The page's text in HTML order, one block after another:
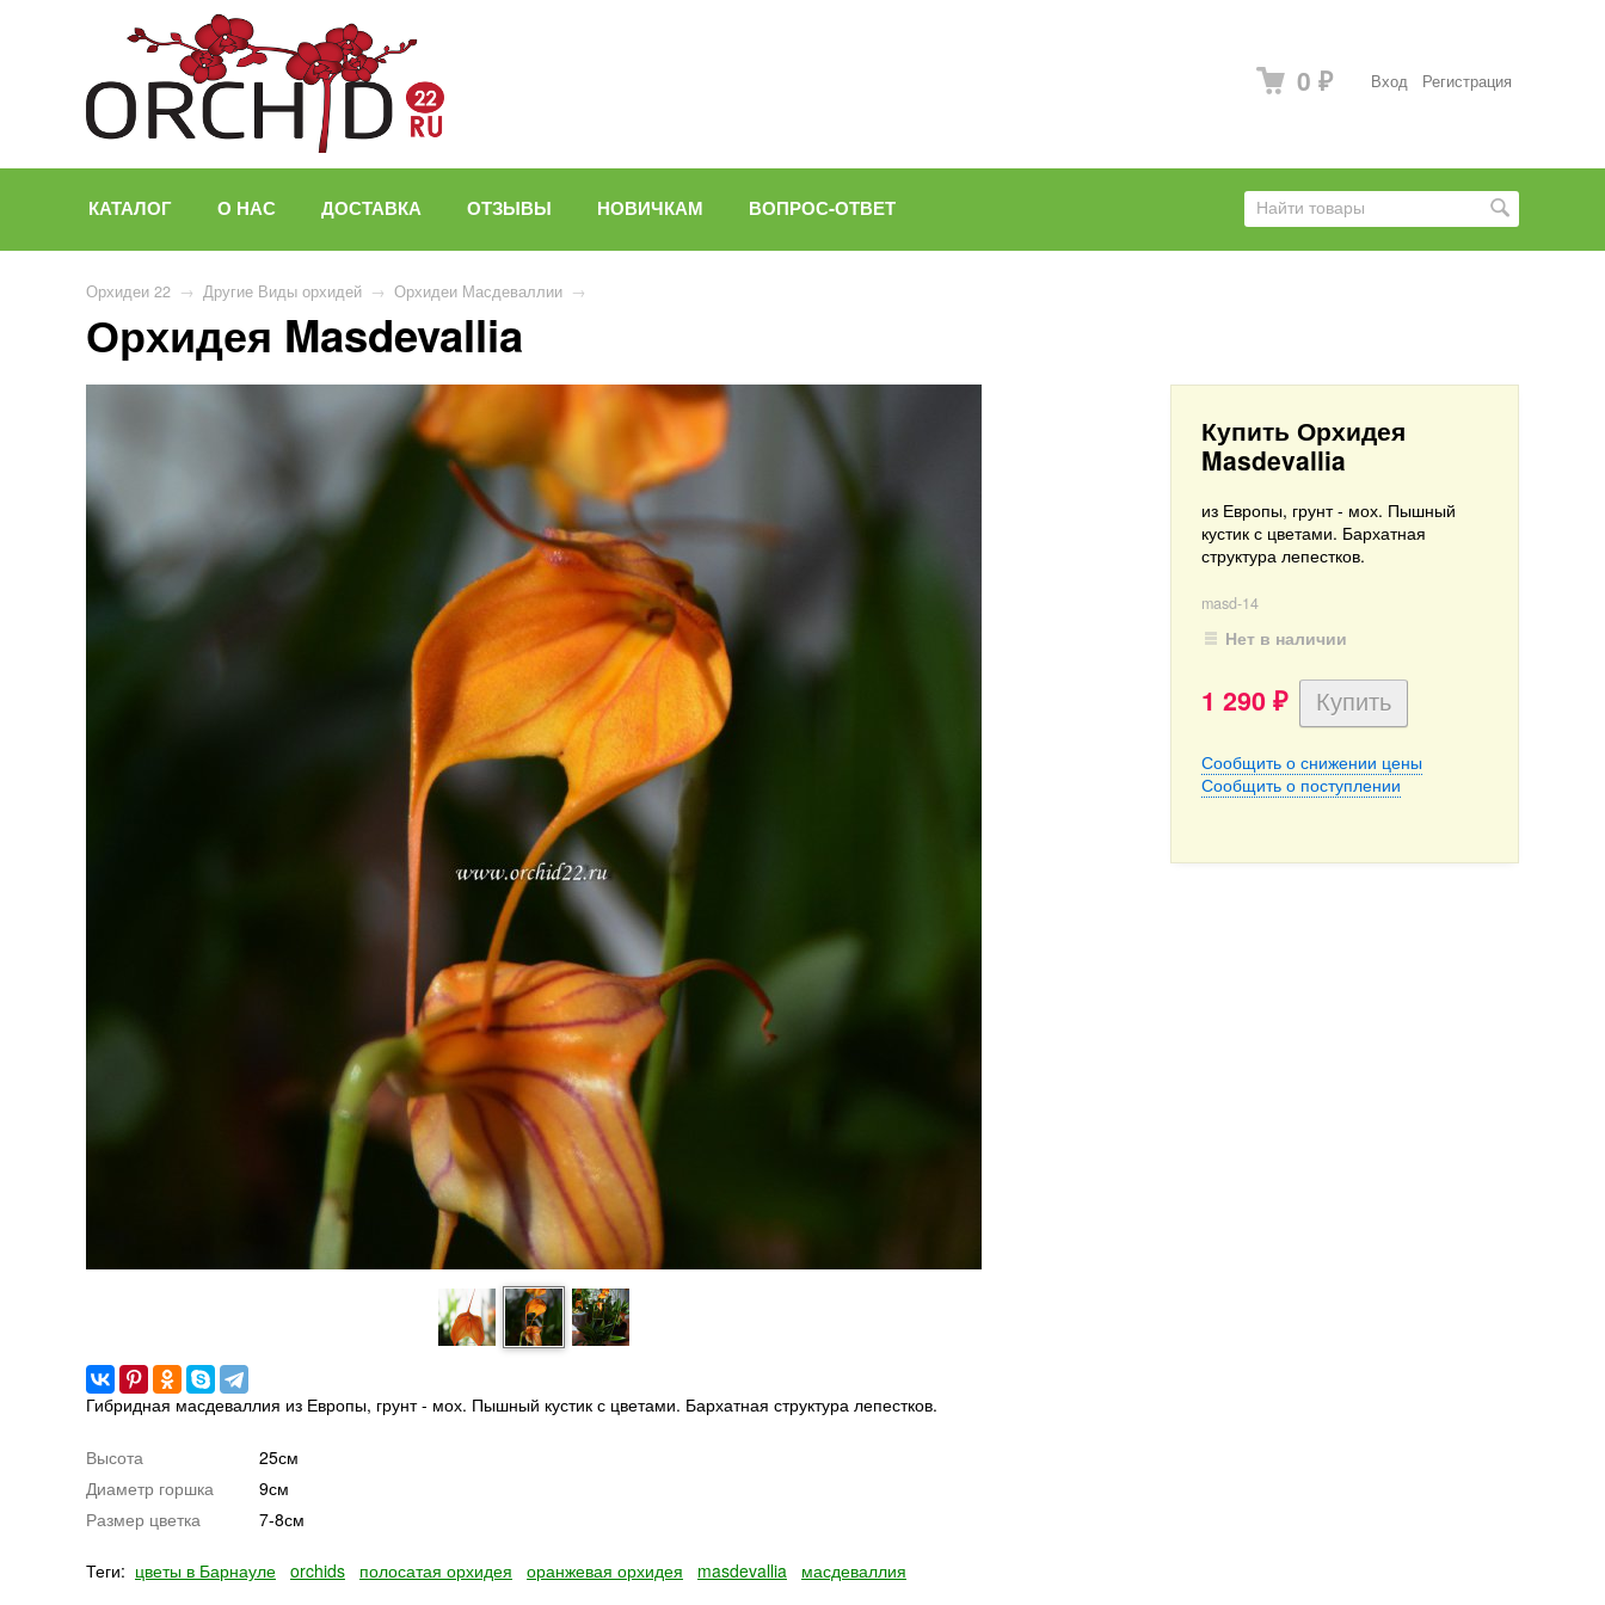
Вход Регистрация
0 ₽
КАТАЛОГ О НАС ДОСТАВКА ОТЗЫВЫ НОВИЧКАМ ВОПРОС-ОТВЕТ
Орхидеи 22 → Другие Виды орхидей → Орхидеи Масдеваллии →
Орхидея Masdevallia
Купить Орхидея
Masdevallia
из Европы, грунт - мох. Пышный
кустик с цветами. Бархатная
структура лепестков.
masd-14
Нет в наличии
1 290 ₽
Сообщить о снижении цены
Сообщить о поступлении
Гибридная масдеваллия из Европы, грунт - мох. Пышный кустик с цветами. Бархатная структура лепестков.
Высота
25см
Диаметр горшка
9см
Размер цветка
7-8см
Теги: цветы в Барнауле orchids полосатая орхидея оранжевая орхидея masdevallia масдеваллия